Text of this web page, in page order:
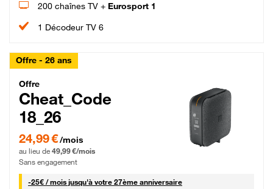
200 chaînes TV + Eurosport 1
1 Décodeur TV 6
Offre - 26 ans
Cheat_Code Fibre_18_26
Offre
Cheat_Code
18_26
24,99 € par mois pendant 0 mois puis 49,99 € par mois, Sans engagement
24,99 €/mois
au lieu de 49,99 €/mois
Sans engagement
-25€ / mois25 € par mois
jusqu'à votre 27ème anniversaire